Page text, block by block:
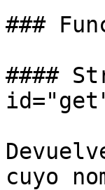
###
####
cuyo